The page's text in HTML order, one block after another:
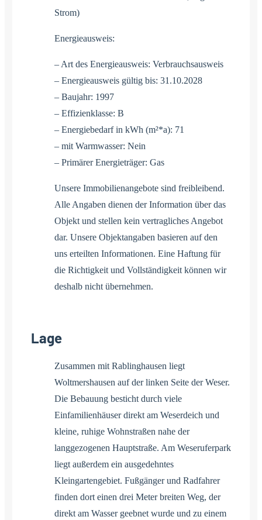
Strom)
Energieausweis:
– Art des Energieausweis: Verbrauchsausweis
– Energieausweis gültig bis: 31.10.2028
– Baujahr: 1997
– Effizienklasse: B
– Energiebedarf in kWh (m²*a): 71
– mit Warmwasser: Nein
– Primärer Energieträger: Gas
Unsere Immobilienangebote sind freibleibend.
Alle Angaben dienen der Information über das
Objekt und stellen kein vertragliches Angebot
dar. Unsere Objektangaben basieren auf den
uns erteilten Informationen. Eine Haftung für
die Richtigkeit und Vollständigkeit können wir
deshalb nicht übernehmen.
Lage
Zusammen mit Rablinghausen liegt
Woltmershausen auf der linken Seite der Weser.
Die Bebauung besticht durch viele
Einfamilienhäuser direkt am Weserdeich und
kleine, ruhige Wohnstraßen nahe der
langgezogenen Hauptstraße. Am Weseruferpark
liegt außerdem ein ausgedehntes
Kleingartengebiet. Fußgänger und Radfahrer
finden dort einen drei Meter breiten Weg, der
direkt am Wasser geebnet wurde und zu einem